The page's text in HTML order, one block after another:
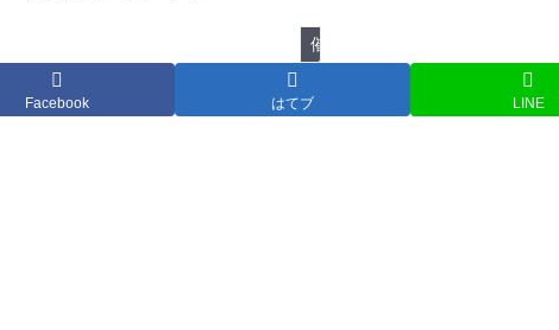
催し物
Facebook はてブ LINE